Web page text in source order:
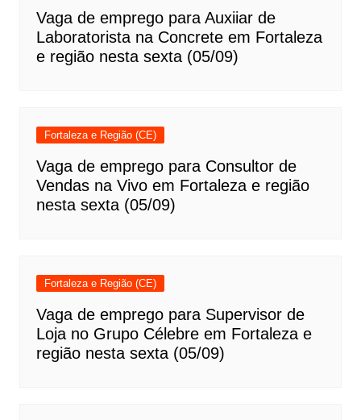
Vaga de emprego para Auxiiar de
Laboratorista na Concrete em Fortaleza
e região nesta sexta (05/09)
Fortaleza e Região (CE)
Vaga de emprego para Consultor de
Vendas na Vivo em Fortaleza e região
nesta sexta (05/09)
Fortaleza e Região (CE)
Vaga de emprego para Supervisor de
Loja no Grupo Célebre em Fortaleza e
região nesta sexta (05/09)